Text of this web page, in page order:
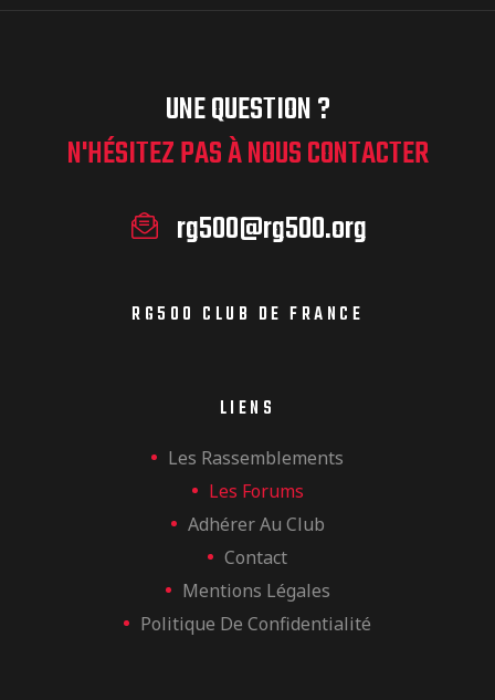
UNE QUESTION ?
N'HÉSITEZ PAS À NOUS CONTACTER
rg500@rg500.org
RG500 CLUB DE FRANCE
LIENS
Les Rassemblements
Les Forums
Adhérer Au Club
Contact
Mentions Légales
Politique De Confidentialité